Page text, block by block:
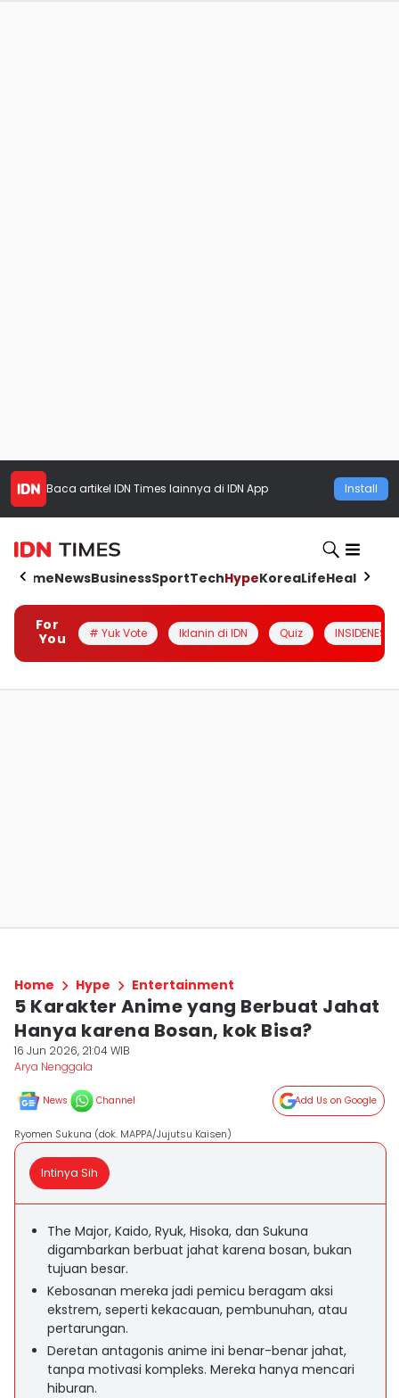
Baca artikel IDN Times lainnya di IDN App Install
HomeNewsBusinessSportTechHypeKoreaLifeHealth
For
You
# Yuk Vote Iklanin di IDN Quiz INSIDENESIA
Home Hype Entertainment
5 Karakter Anime yang Berbuat Jahat
Hanya karena Bosan, kok Bisa?
16 Jun 2026, 21:04 WIB
Arya Nenggala
News Channel Add Us on Google
Ryomen Sukuna (dok. MAPPA/Jujutsu Kaisen)
Intinya Sih
The Major, Kaido, Ryuk, Hisoka, dan Sukuna
digambarkan berbuat jahat karena bosan, bukan
tujuan besar.
Kebosanan mereka jadi pemicu beragam aksi
ekstrem, seperti kekacauan, pembunuhan, atau
pertarungan.
Deretan antagonis anime ini benar-benar jahat,
tanpa motivasi kompleks. Mereka hanya mencari
hiburan.